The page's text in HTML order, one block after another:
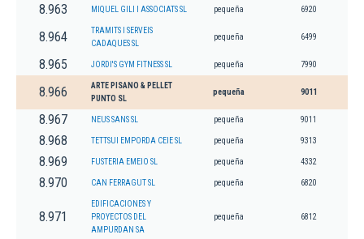
8.963 MIQUEL GILI I ASSOCIATS SL pequeña 6920
8.964
TRAMITS I SERVEIS
CADAQUES SL
pequeña 6499
8.965 JORDI'S GYM FITNESS SL pequeña 7990
8.966
ARTE PISANO & PELLET
PUNTO SL
pequeña 9011
8.967 NEUS SANS SL pequeña 9011
8.968 TETTSUI EMPORDA CEIE SL pequeña 9313
8.969 FUSTERIA EMEIO SL pequeña 4332
8.970 CAN FERRAGUT SL pequeña 6820
8.971
EDIFICACIONES Y
PROYECTOS DEL
AMPURDAN SA
pequeña 6812